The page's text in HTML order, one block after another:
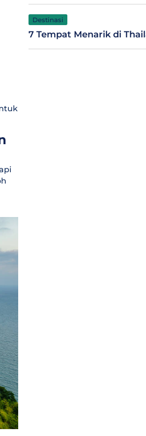
Destinasi
7 Tempat Menarik di